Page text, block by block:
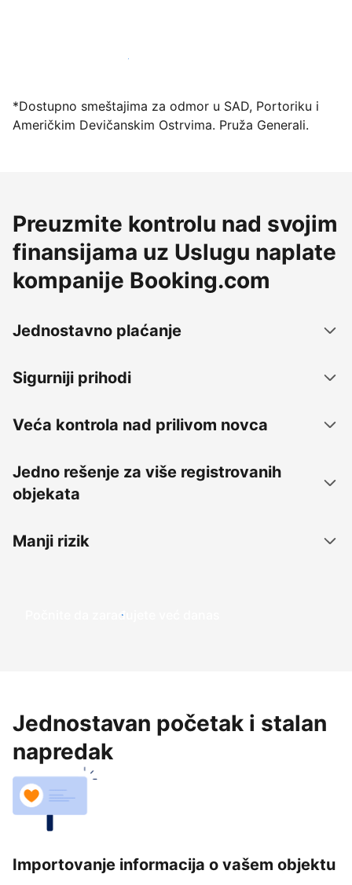
Registrujte svoj objekat već danas
*Dostupno smeštajima za odmor u SAD, Portoriku i
Američkim Devičanskim Ostrvima. Pruža Generali.
Preuzmite kontrolu nad svojim
finansijama uz Uslugu naplate
kompanije Booking.com
Jednostavno plaćanje
Sigurniji prihodi
Veća kontrola nad prilivom novca
Jedno rešenje za više registrovanih
objekata
Manji rizik
Počnite da zarađujete već danas
Jednostavan početak i stalan
napredak
Importovanje informacija o vašem objektu